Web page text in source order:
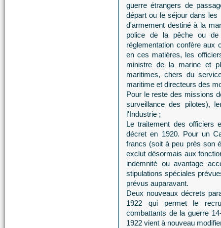
guerre étrangers de
départ ou le séjour dans
d'armement destiné à la
police de la pêche ou
réglementation confère aux
en ces matières, les
ministre de la marine et
maritimes, chers du
maritime et directeurs des
Pour le reste des missions
surveillance des pilotes),
l'Industrie ;
Le traitement des officiers
décret en 1920. Pour un
francs (soit à peu près son
exclut désormais aux
indemnité ou avantage
stipulations spéciales
prévus auparavant.
Deux nouveaux décrets
1922 qui permet le
combattants de la guerre
1922 vient à nouveau